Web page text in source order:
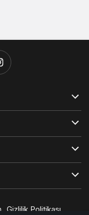
Gizlilik Politikası